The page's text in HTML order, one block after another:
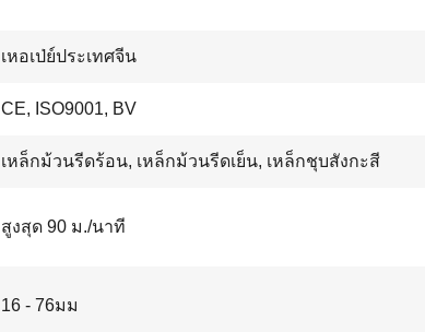
เหอเป่ย์ประเทศจีน
CE, ISO9001, BV
เหล็กม้วนรีดร้อน, เหล็กม้วนรีดเย็น, เหล็กชุบสังกะสี
สูงสุด 90 ม./นาที
16 - 76มม